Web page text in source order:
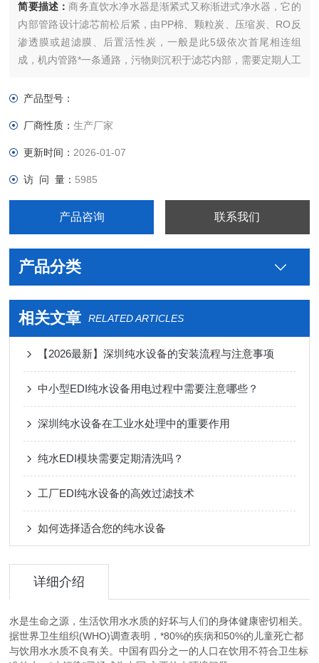
简要描述：商务直饮水净水器是渐紧式又称渐进式净水器，它的
内部管路设计滤芯前松后紧，由PP棉、颗粒炭、压缩炭、RO反
渗透膜或超滤膜、后置活性炭，一般是此5级依次首尾相连组
成，机内管路*一条通路，污物则沉积于滤芯内部，需要定期人工
产品型号：
厂商性质：生产厂家
更新时间： 2026-01-07
访 问 量： 5985
产品咨询 联系我们
产品分类
相关文章 RELATED ARTICLES
【2026最新】深圳纯水设备的安装流程与注意事项
中小型EDI纯水设备用电过程中需要注意哪些？
深圳纯水设备在工业水处理中的重要作用
纯水EDI模块需要定期清洗吗？
工厂EDI纯水设备的高效过滤技术
如何选择适合您的纯水设备
详细介绍
水是生命之源，生活饮用水水质的好坏与人们的身体健康密切相关。
据世界卫生组织(WHO)调查表明，*80%的疾病和50%的儿童死亡都
与饮用水水质不良有关。中国有四分之一的人口在饮用不符合卫生标